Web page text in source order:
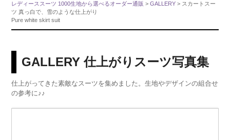
レディーススーツ 1000生地から選べるオーダー通販 >GALLERY > スカートスー
ツ 真っ白で、雪のような仕上がり
Pure white skirt suit
GALLERY 仕上がりスーツ写真集
仕上がってきた素敵なスーツを集めました。生地やデザインの組合せ
の参考に♪♪